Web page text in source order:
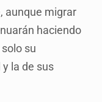
aunque migrar
haciendo
su
la de sus